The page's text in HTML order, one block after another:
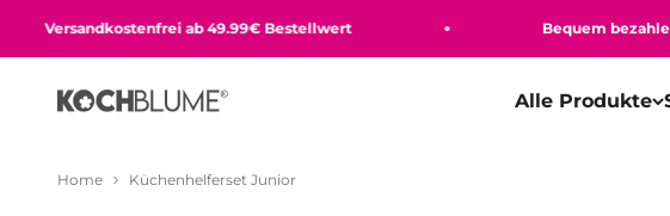
Versandkostenfrei ab 49.99€ Bestellwert Bequem bezahlen
Alle Produkte
Kochblume GmbH
Home Küchenhelferset Junior